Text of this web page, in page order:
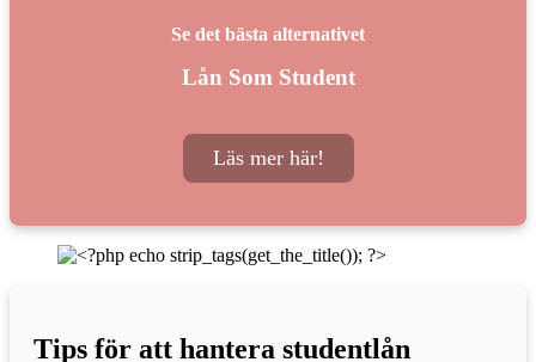
Se det bästa alternativet
Lån Som Student
Läs mer här!
Tips för att hantera studentlån